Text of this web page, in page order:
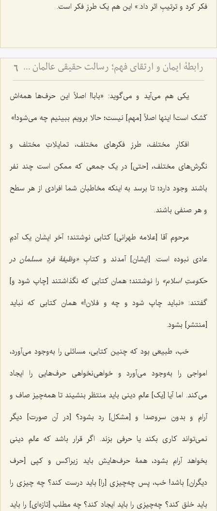
فکر کرد و ترتیبِ اثر داد.» این هم یک طرزِ فکر است.
رابطۀ ایمان و ارتقای فهم؛ رسالت حقیقی عالمان دینی - نقد مرجعیت عوام‌گرا و تفسیر آیۀ ﴿يرفع الله الذين آمنوا منكم والذين اوتوا العلم درجت﴾ 6
یکی هم می‌آید و می‌گوید: «بابا! اصلاً این حرف‌ها همه‌اش
کَشک است! اینها اصلاً [مهم] نیست؛ حالا برویم ببینیم چه می‌شود!»
افکارِ مختلف، طرزِ فکرهای مختلف، تمایلاتِ مختلف و
نگرش‌های مختلف، [حتی] در یک جمعی که ممکن است چند نفر
باشند وجود دارد؛ تا برسد به اینکه مخاطبان شما افرادی از هر سطح
و هر صنفی باشند.
مرحوم آقا [علامه طهرانی] کتابی نوشتند؛ آخر ایشان یک آدمِ
عادی نبوده است. [ایشان] آمدند و کتابِ «وظیفۀ فردِ مسلمان در
حکومتِ اسلام» را نوشتند؛ همان کتابی که نگذاشتند [چاپ شود و]
گفتند: «نباید چاپ شود و چه و فلان!» همان کتابی که نباید
[منتشر] بشود.
خب، طبیعی بود که چنین کتابی، مسائلی را به‌وجود می‌آورد،
امواجی را به‌وجود می‌آورد و خواهی‌نخواهی حرف‌هایی را ایجاد
می‌کند. اما آیا [یک] عالمِ دینی باید منتظر بنشیند تا همه‌چیز صاف و
آرام و بدون سر‌وصدا و [مشکل] رد بشود؟ [در آن صورت] دیگر
نمی‌تواند کاری بکند یا حرفی بزند. اگر قرار باشد که عالمِ دینی
بخواهد آرام بشود، همۀ حرف‌هایش باید زیراکس و کپی [حرف
دیگران] باشد! خب، پس چه‌چیزی [را] باید درست کند؟ چه ‌چیزی را
باید خلق کند؟ چه‌چیزی را باید ایجاد کند؟ چه مطلب [تازه‌ای] را باید